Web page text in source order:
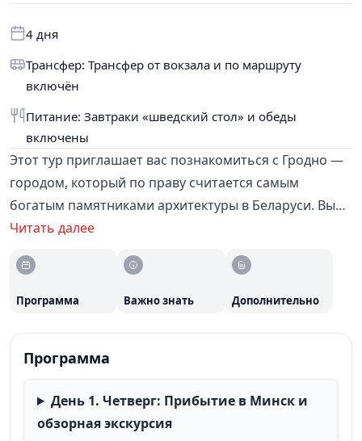
4 дня
Трансфер: Трансфер от вокзала и по маршруту
включён
Питание: Завтраки «шведский стол» и обеды
включены
Этот тур приглашает вас познакомиться с Гродно —
городом, который по праву считается самым
богатым памятниками архитектуры в Беларуси. Вы
увидите грандиозные замки, величественные храмы,
совершите прогулку на теплоходе по Августовскому
каналу. В стоимость тура уже включено всё: встреча
заселением, входные билеты во все музеи, купание в
аквапарке, катание на теплоходе, завтраки
«шведский стол», обеды и дегустации. В Минске вы
будете жить в гостинице «Беларусь»*** (с
бассейном) или «Виктория&СПА»**** (со СПА-
Читать далее
Программа Важно знать Дополнительно
Программа
День 1. Четверг: Прибытие в Минск и
обзорная экскурсия